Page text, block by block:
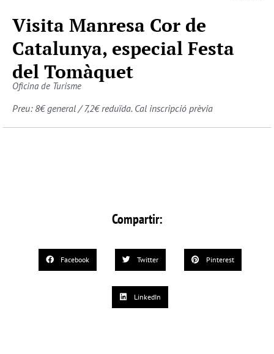
Visita Manresa Cor de
Catalunya, especial Festa
del Tomàquet
Oficina de Turisme
Preu: 8€ general / 7,2€ reduïda. Cal inscripció prèvia
Compartir:
Facebook Twitter Pinterest
LinkedIn